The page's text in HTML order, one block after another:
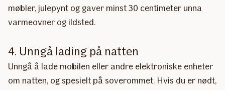
møbler, julepynt og gaver minst 30 centimeter unna
varmeovner og ildsted.
4. Unngå lading på natten
Unngå å lade mobilen eller andre elektroniske enheter
om natten, og spesielt på soverommet. Hvis du er nødt,